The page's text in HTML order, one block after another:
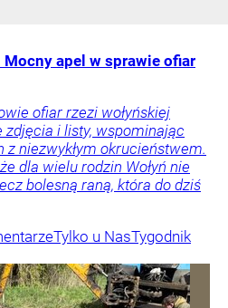
Mocny apel w sprawie ofiar
ofiar rzezi wołyńskiej
zdjęcia i listy, wspominając
niezwykłym okrucieństwem.
dla wielu rodzin Wołyń nie
bolesną raną, która do dziś
Tylko u NasTygodnik